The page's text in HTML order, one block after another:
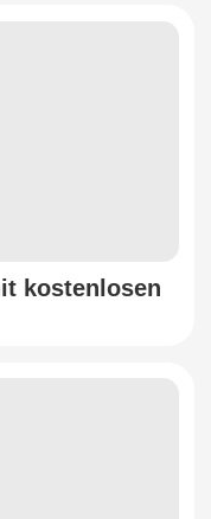
kostenlosen